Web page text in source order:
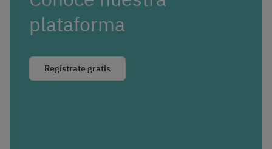
plataforma
Regístrate gratis